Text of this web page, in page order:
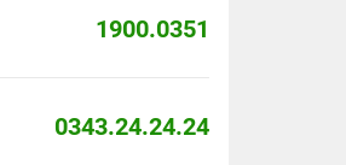
1900.0351
0343.24.24.24